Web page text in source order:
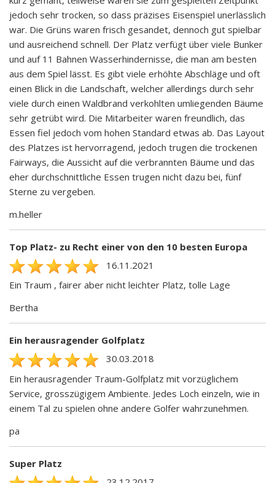
jedoch sehr trocken, so dass präzises Eisenspiel unerlässlich
war. Die Grüns waren frisch gesandet, dennoch gut spielbar
und ausreichend schnell. Der Platz verfügt über viele Bunker
und auf 11 Bahnen Wasserhindernisse, die man am besten
aus dem Spiel lässt. Es gibt viele erhöhte Abschläge und oft
einen Blick in die Landschaft, welcher allerdings durch sehr
viele durch einen Waldbrand verkohlten umliegenden Bäume
sehr getrübt wird. Die Mitarbeiter waren freundlich, das
Essen fiel jedoch vom hohen Standard etwas ab. Das Layout
des Platzes ist hervorragend, jedoch trugen die trockenen
Fairways, die Aussicht auf die verbrannten Bäume und das
eher durchschnittliche Essen trugen nicht dazu bei, fünf
Sterne zu vergeben.
m.heller
Top Platz- zu Recht einer von den 10 besten Europa
16.11.2021
Ein Traum , fairer aber nicht leichter Platz, tolle Lage
Bertha
Ein herausragender Golfplatz
30.03.2018
Ein herausragender Traum-Golfplatz mit vorzüglichem
Service, grosszügigem Ambiente. Jedes Loch einzeln, wie in
einem Tal zu spielen ohne andere Golfer wahrzunehmen.
pa
Super Platz